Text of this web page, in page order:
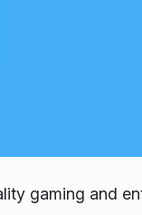
gaming and